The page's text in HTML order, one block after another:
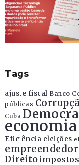
Tags
ajuste fiscal Banco
públicas
Cuba
economia
Eficiência eleições
Direito impostos